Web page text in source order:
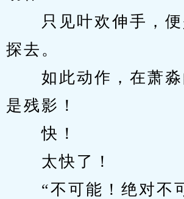
只见叶欢伸手，便
探去。
如此动作，在萧淼
是残影！
快！
太快了！
“不可能！绝对不